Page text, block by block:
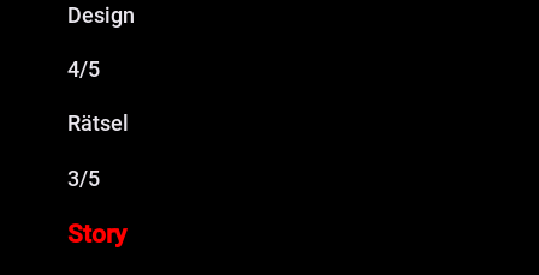
Design
4/5
Rätsel
3/5
Story